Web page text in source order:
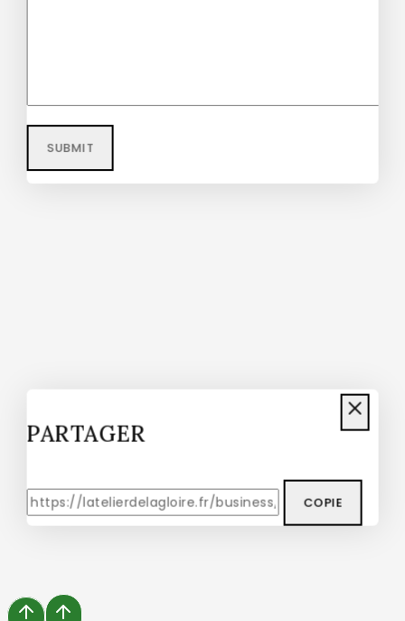
Echeveria Succulent Schefflera
Umbrella Plant
PARTAGER
COPIE